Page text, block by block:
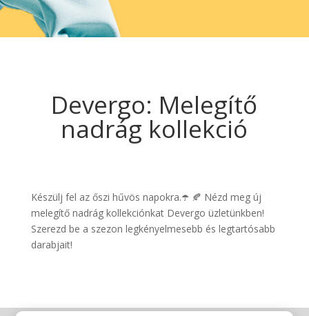
Devergo: Melegítő
nadrág kollekció
Készülj fel az őszi hűvös napokra.☂️ 🍂 Nézd meg új
melegítő nadrág kollekciónkat Devergo üzletünkben!
Szerezd be a szezon legkényelmesebb és legtartósabb
darabjait!